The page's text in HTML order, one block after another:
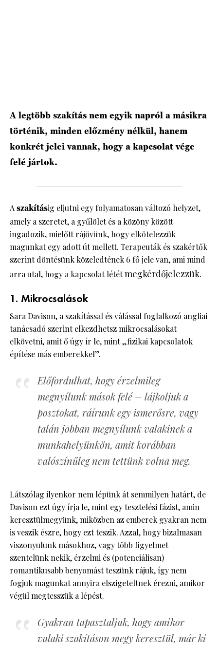
A legtöbb szakítás nem egyik napról a másikra
történik, minden előzmény nélkül, hanem
konkrét jelei vannak, hogy a kapcsolat vége
felé jártok.
Aszakításig eljutni egy folyamatosan változó helyzet,
amely a szeretet, a gyűlölet és a közöny között
ingadozik, mielőtt rájövünk, hogy elkötelezzük
magunkat egy adott út mellett. Terapeuták és szakértők
szerint döntésünk közeledtének 6 fő jele van, ami mind
arra utal, hogy a kapcsolat lététmegkérdőjelezzük.
1. Mikrocsalások
Sara Davison, a szakítással és válással foglalkozó angliai
tanácsadó szerint elkezdhetsz mikrocsalásokat
elkövetni, amit ő úgy ír le, mint „fizikai kapcsolatok
építése más emberekkel”.
Előfordulhat, hogy érzelmileg
megnyílunk mások felé – lájkoljuk a
posztokat, ráírunk egy ismerősre, vagy
talán jobban megnyílunk valakinek a
munkahelyünkön, amit korábban
valószínűleg nem tettünk volna meg.
Látszólag ilyenkor nem lépünk át semmilyen határt, de
Davison ezt úgy írja le, mint egy tesztelési fázist, amin
keresztülmegyünk, miközben az emberek gyakran nem
is veszik észre, hogy ezt teszik. Azzal, hogy bizalmasan
viszonyulunk másokhoz, vagy több figyelmet
szentelünk nekik, érzelmi és (potenciálisan)
romantikusabb benyomást teszünk rájuk, így nem
fogjuk magunkat annyira elszigeteltnek érezni, amikor
végül megtesszük a lépést.
Gyakran tapasztaljuk, hogy amikor
valaki szakításon megy keresztül, már ki